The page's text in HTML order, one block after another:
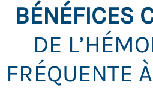
BÉNÉFICES
DE
FRÉQUENTE